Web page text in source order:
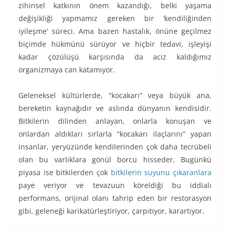
zihinsel katkının önem kazandığı, belki yaşama
değişikliği yapmamız gereken bir ‘kendiliğinden
iyileşme’ süreci. Ama bazen hastalık, önüne geçilmez
biçimde hükmünü sürüyor ve hiçbir tedavi, işleyişi
kadar çözülüşü karşısında da aciz kaldığımız
organizmaya can katamıyor.
Geleneksel kültürlerde, “kocakarı” veya büyük ana,
bereketin kaynağıdır ve aslında dünyanın kendisidir.
Bitkilerin dilinden anlayan, onlarla konuşan ve
onlardan aldıkları sırlarla “kocakarı ilaçlarını” yapan
insanlar, yeryüzünde kendilerinden çok daha tecrübeli
olan bu varlıklara gönül borcu hisseder. Bugünkü
piyasa ise bitkilerden çok bitkilerin suyunu çıkaranlara
paye veriyor ve tevazuun köreldiği bu iddialı
performans, orijinal olanı tahrip eden bir restorasyon
gibi, geleneği karikatürleştiriyor, çarpıtıyor, karartıyor.